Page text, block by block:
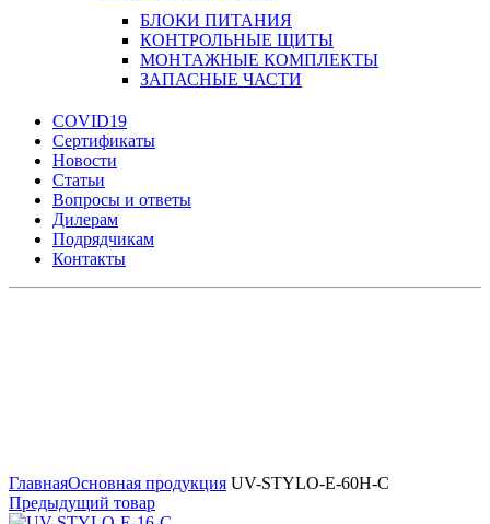
БЛОКИ ПИТАНИЯ
КОНТРОЛЬНЫЕ ЩИТЫ
МОНТАЖНЫЕ КОМПЛЕКТЫ
ЗАПАСНЫЕ ЧАСТИ
COVID19
Сертификаты
Новости
Статьи
Вопросы и ответы
Дилерам
Подрядчикам
Контакты
ГлавнаяОсновная продукция UV-STYLO-E-60H-C
Предыдущий товар